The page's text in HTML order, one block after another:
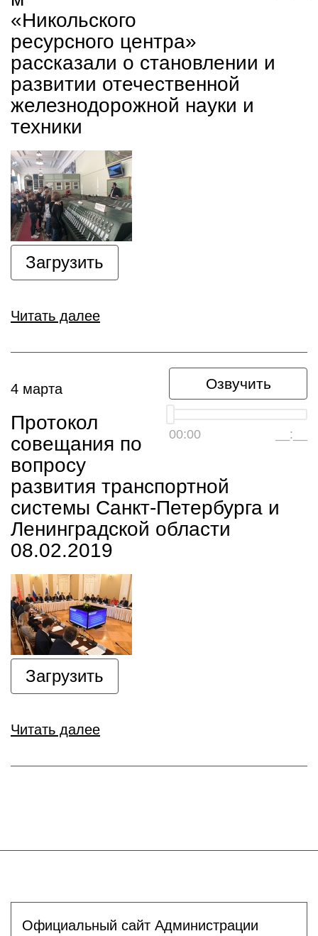
«Никольского
ресурсного центра»
рассказали о становлении и
развитии отечественной
железнодорожной науки и
техники
Загрузить
Читать далее
Озвучить
00:00 __:__
4 марта
Протокол
совещания по
вопросу
развития транспортной
системы Санкт-Петербурга и
Ленинградской области
08.02.2019
Загрузить
Читать далее
Официальный сайт Администрации